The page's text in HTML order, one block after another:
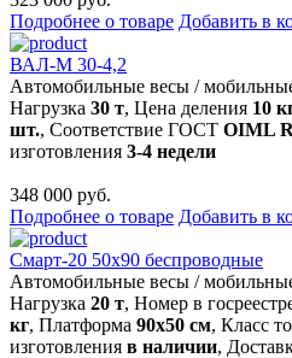
Подробнее о товаре Добавить в
ВАЛ-М 30-4,2
Автомобильные весы /
Нагрузка 30 т, Цена деления 10
шт., Соответствие ГОСТ OIML
изготовления 3-4 недели
348 000 руб.
Подробнее о товаре Добавить в
Смарт-20 50x90 беспроводные
Автомобильные весы /
Нагрузка 20 т, Номер в
кг, Платформа 90х50 см, Класс
изготовления в наличии,